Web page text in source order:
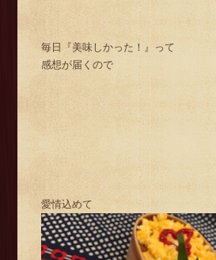
毎日『美味しかった！』って
感想が届くので
愛情込めて